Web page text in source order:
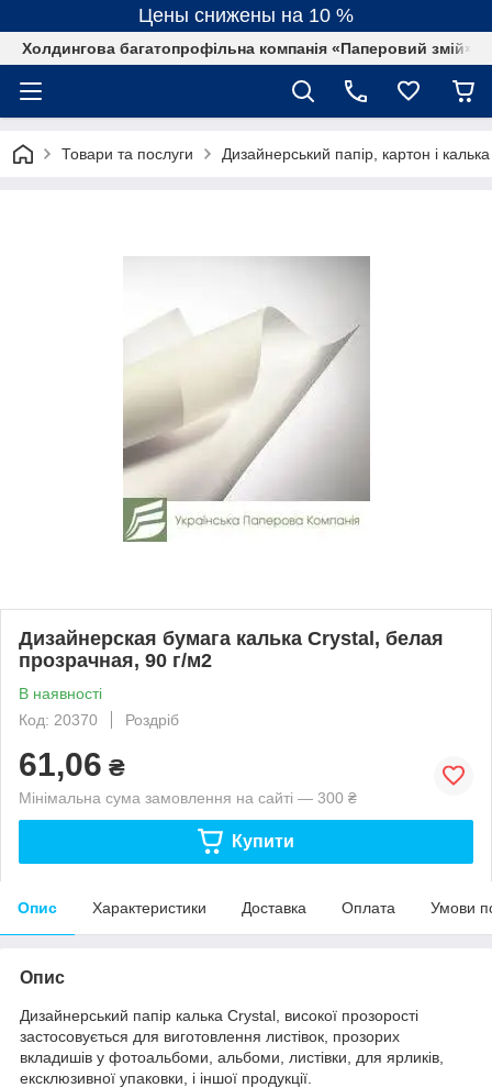
Цены снижены на 10 %
Холдингова багатопрофільна компанія «Паперовий змій»
Товари та послуги Дизайнерський папір, картон і калька
Дизайнерская бумага калька Crystal, белая
прозрачная, 90 г/м2
В наявності
Код: 20370
Роздріб
61,06 ₴
Мінімальна сума замовлення на сайті — 300 ₴
Купити
Опис Характеристики Доставка Оплата Умови
Опис
Дизайнерський папір калька Crystal, високої прозорості
застосовується для виготовлення листівок, прозорих
вкладишів у фотоальбоми, альбоми, листівки, для ярликів,
ексклюзивної упаковки, і іншої продукції.